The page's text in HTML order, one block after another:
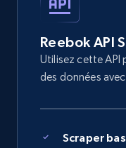
Reebok API
Utilisez cette API
des données
Scraper